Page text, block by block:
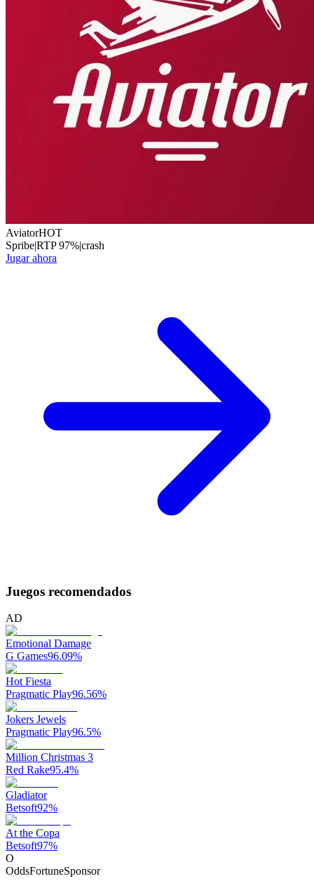
AviatorHOT
Spribe|RTP97%|crash
Jugar ahora
Juegos recomendados
AD
Emotional Damage
G Games96.09%
Hot Fiesta
Pragmatic Play96.56%
Jokers Jewels
Pragmatic Play96.5%
Million Christmas 3
Red Rake95.4%
Gladiator
Betsoft92%
At the Copa
Betsoft97%
O
OddsFortuneSponsor